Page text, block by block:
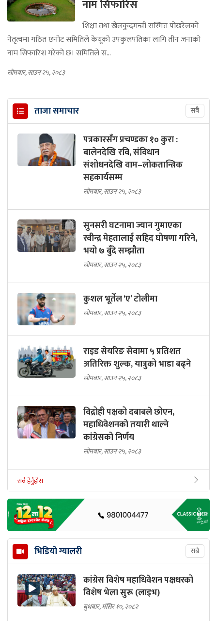
नाम सिफारिस
शिक्षा तथा खेलकुदमन्त्री सस्मित पोखरेलको
नेतृत्वमा गठित छनोट समितिले केयूको उपकुलपतिका लागि तीन जनाको
नाम सिफारिश गरेको छ। समितिले स...
सोमबार, साउन २५, २०८३
ताजा समाचार सबै
पत्रकारसँग प्रचण्डका १० कुरा :
बालेनदेखि रवि, संविधान
संशोधनदेखि वाम–लोकतान्त्रिक
सहकार्यसम्म
सोमबार, साउन २५, २०८३
सुनसरी घटनामा ज्यान गुमाएका
रवीन्द्र मेहतालाई सहिद घोषणा गरिने,
भयो ७ बुँदे सम्झौता
सोमबार, साउन २५, २०८३
कुशल भूर्तेल ‘ए’ टोलीमा
सोमबार, साउन २५, २०८३
राइड सेयरिङ सेवामा ५ प्रतिशत
अतिरिक्त शुल्क, यात्रुको भाडा बढ्ने
सोमबार, साउन २५, २०८३
विद्रोही पक्षको दबाबले छोएन,
महाधिवेशनको तयारी थाल्ने
कांग्रेसको निर्णय
सोमबार, साउन २५, २०८३
सबै हेर्नुहोस
भिडियो ग्यालरी सबै
कांग्रेस विशेष महाधिवेशन पक्षधरको
विशेष भेला सुरू (लाइभ)
बुधबार, मंसिर १०, २०८२